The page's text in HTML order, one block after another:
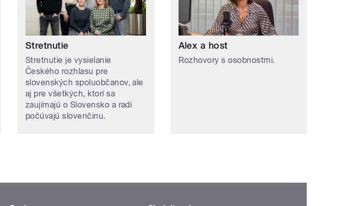
Stretnutie
Stretnutie je vysielanie
Českého rozhlasu pre
slovenských spoluobčanov, ale
aj pre všetkých, ktorí sa
zaujímajú o Slovensko a radi
počúvajú slovenčinu.
Alex a host
Rozhovory s osobnostmi.